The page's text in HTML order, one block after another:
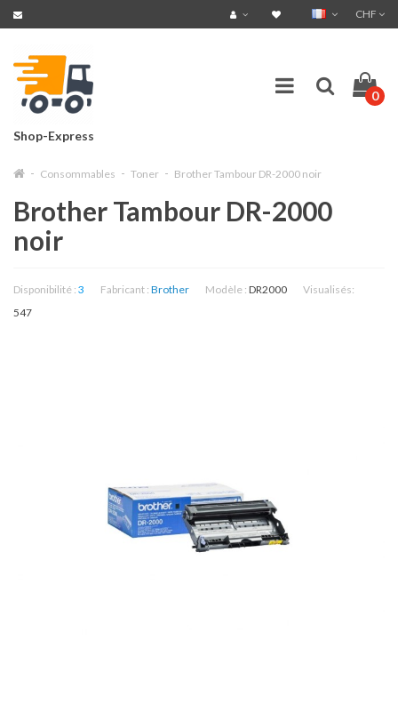
CHF
Shop-Express
0
Consommables Toner Brother Tambour DR-2000 noir
Brother Tambour DR-2000
noir
Disponibilité : 3 Fabricant : Brother Modèle : DR2000
Visualisés:
547